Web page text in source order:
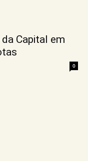
Capital em
0